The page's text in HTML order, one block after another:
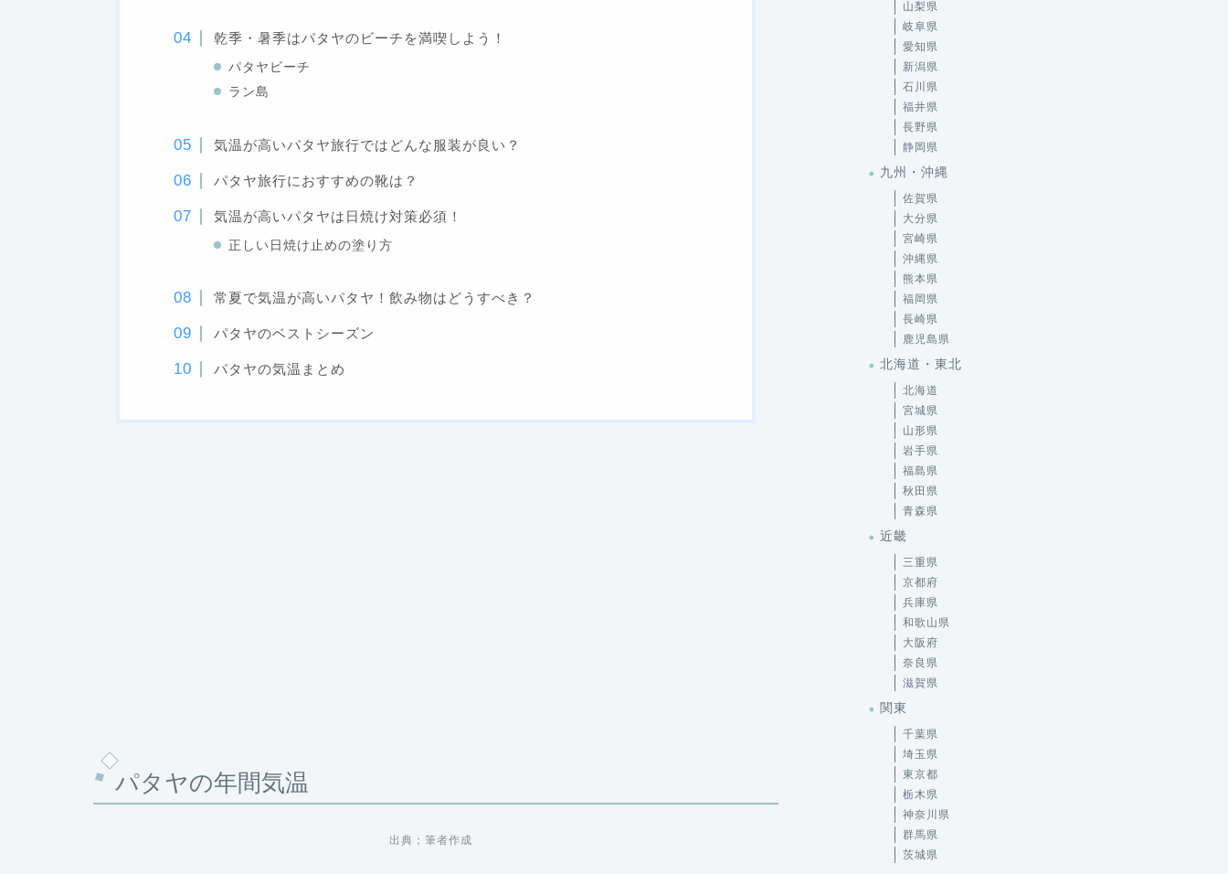
乾季・暑季はパタヤのビーチを満喫しよう！
パタヤビーチ
ラン島
気温が高いパタヤ旅行ではどんな服装が良い？
パタヤ旅行におすすめの靴は？
気温が高いパタヤは日焼け対策必須！
正しい日焼け止めの塗り方
常夏で気温が高いパタヤ！飲み物はどうすべき？
パタヤのベストシーズン
パタヤの気温まとめ
パタヤの年間気温
出典；筆者作成
山梨県
岐阜県
愛知県
新潟県
石川県
福井県
長野県
静岡県
九州・沖縄
佐賀県
大分県
宮崎県
沖縄県
熊本県
福岡県
長崎県
鹿児島県
北海道・東北
北海道
宮城県
山形県
岩手県
福島県
秋田県
青森県
近畿
三重県
京都府
兵庫県
和歌山県
大阪府
奈良県
滋賀県
関東
千葉県
埼玉県
東京都
栃木県
神奈川県
群馬県
茨城県